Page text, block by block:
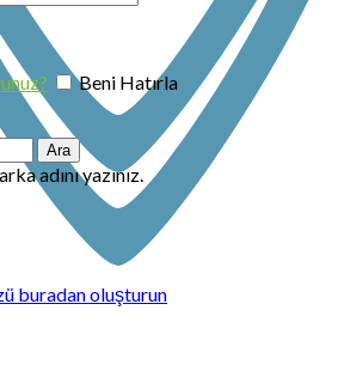
Beni Hatırla
Ara
adını yazınız.
buradan oluşturun